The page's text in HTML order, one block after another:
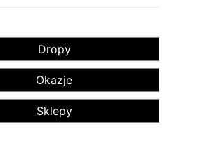
Dropy
Okazje
Sklepy